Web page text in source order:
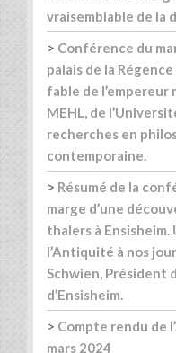
vraisemblable de la
> Conférence du
palais de la
fable de l’empereur
MEHL, de
recherches en
contemporaine.
> Résumé de la
marge d’une
thalers à
l’Antiquité à nos
Schwien, Président
d’Ensisheim.
> Compte rendu de
mars 2024